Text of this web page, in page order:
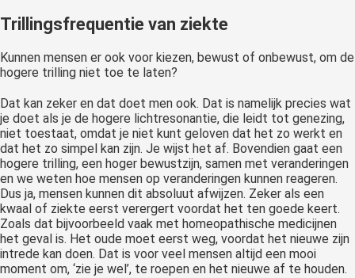
Trillingsfrequentie van ziekte
Kunnen mensen er ook voor kiezen, bewust of onbewust, om de
hogere trilling niet toe te laten?
Dat kan zeker en dat doet men ook. Dat is namelijk precies wat
je doet als je de hogere lichtresonantie, die leidt tot genezing,
niet toestaat, omdat je niet kunt geloven dat het zo werkt en
dat het zo simpel kan zijn. Je wijst het af. Bovendien gaat een
hogere trilling, een hoger bewustzijn, samen met veranderingen
en we weten hoe mensen op veranderingen kunnen reageren.
Dus ja, mensen kunnen dit absoluut afwijzen. Zeker als een
kwaal of ziekte eerst verergert voordat het ten goede keert.
Zoals dat bijvoorbeeld vaak met homeopathische medicijnen
het geval is. Het oude moet eerst weg, voordat het nieuwe zijn
intrede kan doen. Dat is voor veel mensen altijd een mooi
moment om, ‘zie je wel’, te roepen en het nieuwe af te houden.